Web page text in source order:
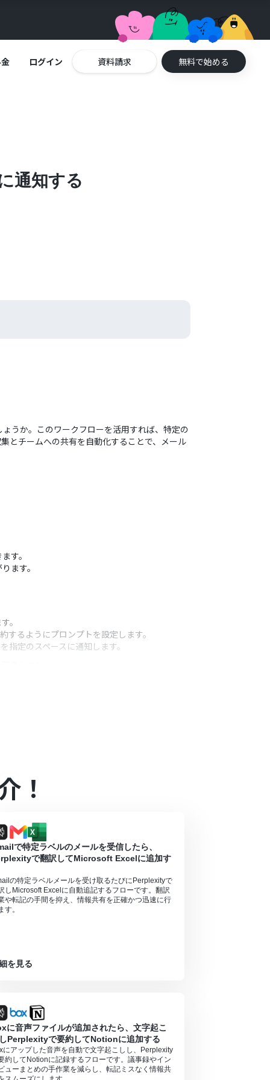
ログイン 資料請求 無料で始める
通知する
うか。このワークフローを活用すれば、特定の
とチームへの共有を自動化することで、メール
す。
ます。
。
るようにプロンプトを設定します。
定のスペースに通知します。
！
で特定ラベルのメールを受信したら、
で翻訳してMicrosoft Excelに追加す
の特定ラベルメールを受け取るたびにPerplexityで
しMicrosoft Excelに自動追記するフローです。翻訳
や転記の手間を抑え、情報共有を正確かつ迅速に行
す。
を見る
に音声ファイルが追加されたら、文字起こ
Perplexityで要約してNotionに追加する
にアップした音声を自動で文字起こしし、Perplexity
約してNotionに記録するフローです。議事録やイン
ューまとめの手作業を減らし、転記ミスなく情報共